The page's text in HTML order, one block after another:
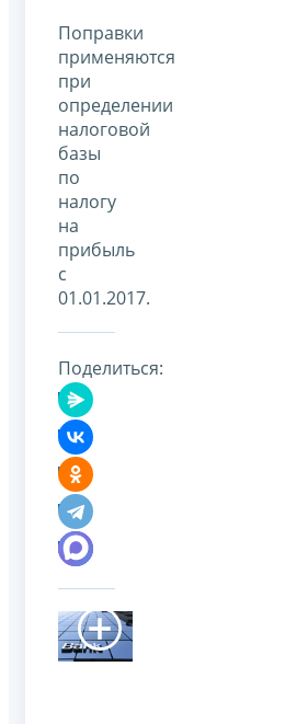
Поправки
применяются
при
определении
налоговой
базы
по
налогу
на
прибыль
с
01.01.2017.
Поделиться: